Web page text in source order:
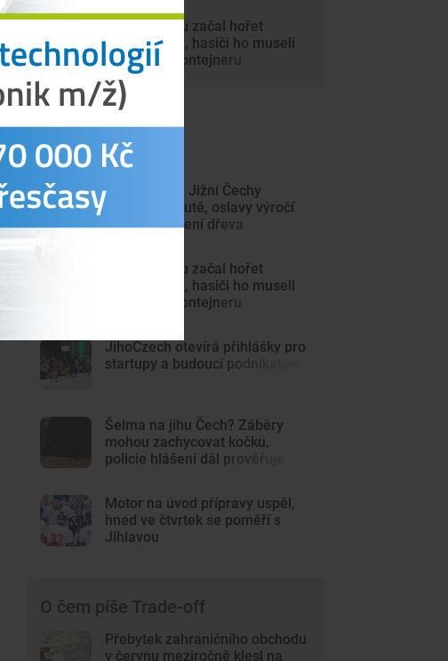
V autosalonu začal hořet
elektromobil, hasiči ho museli
ponořit do kontejneru
Nejnovější články
Kulturní tipy: Jižní Čechy
nabídnou poutě, oslavy výročí
hasičů i plavení dřeva
V autosalonu začal hořet
elektromobil, hasiči ho museli
ponořit do kontejneru
JihoCzech otevírá přihlášky pro
startupy a budoucí podnikatele
Šelma na jihu Čech? Záběry
mohou zachycovat kočku,
policie hlášení dál prověřuje
Motor na úvod přípravy uspěl,
hned ve čtvrtek se poměří s
Jihlavou
O čem píše Trade-off
Přebytek zahraničního obchodu
v červnu meziročně klesl na